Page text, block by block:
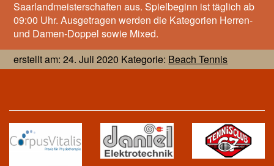
Saarlandmeisterschaften aus. Spielbeginn ist täglich ab
09:00 Uhr. Ausgetragen werden die Kategorien Herren-
und Damen-Doppel sowie Mixed.
erstellt am: 24. Juli 2020 Kategorie: Beach Tennis